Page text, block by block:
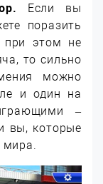
Если вы
поразить
при этом не
то сильно
можно
и один на
–
вы, которые
мира.